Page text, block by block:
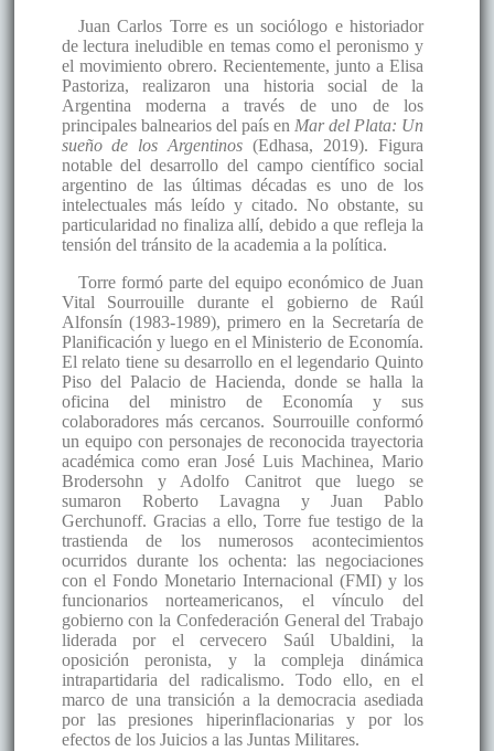
Juan Carlos Torre es un sociólogo e historiador
de lectura ineludible en temas como el peronismo y
el movimiento obrero. Recientemente, junto a Elisa
Pastoriza, realizaron una historia social de la
Argentina moderna a través de uno de los
principales balnearios del país en Mar del Plata: Un
sueño de los Argentinos (Edhasa, 2019). Figura
notable del desarrollo del campo científico social
argentino de las últimas décadas es uno de los
intelectuales más leído y citado. No obstante, su
particularidad no finaliza allí, debido a que refleja la
tensión del tránsito de la academia a la política.
Torre formó parte del equipo económico de Juan
Vital Sourrouille durante el gobierno de Raúl
Alfonsín (1983-1989), primero en la Secretaría de
Planificación y luego en el Ministerio de Economía.
El relato tiene su desarrollo en el legendario Quinto
Piso del Palacio de Hacienda, donde se halla la
oficina del ministro de Economía y sus
colaboradores más cercanos. Sourrouille conformó
un equipo con personajes de reconocida trayectoria
académica como eran José Luis Machinea, Mario
Brodersohn y Adolfo Canitrot que luego se
sumaron Roberto Lavagna y Juan Pablo
Gerchunoff. Gracias a ello, Torre fue testigo de la
trastienda de los numerosos acontecimientos
ocurridos durante los ochenta: las negociaciones
con el Fondo Monetario Internacional (FMI) y los
funcionarios norteamericanos, el vínculo del
gobierno con la Confederación General del Trabajo
liderada por el cervecero Saúl Ubaldini, la
oposición peronista, y la compleja dinámica
intrapartidaria del radicalismo. Todo ello, en el
marco de una transición a la democracia asediada
por las presiones hiperinflacionarias y por los
efectos de los Juicios a las Juntas Militares.